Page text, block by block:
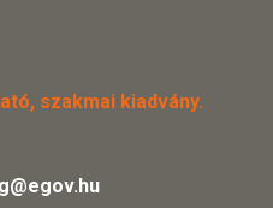
szakmai kiadvány.